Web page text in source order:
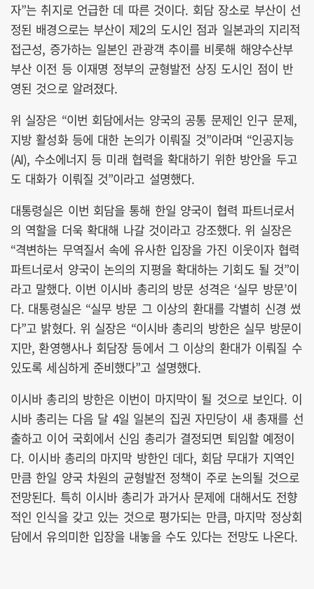
자”는 취지로 언급한 데 따른 것이다. 회담 장소로 부산이 선
정된 배경으로는 부산이 제2의 도시인 점과 일본과의 지리적
접근성, 증가하는 일본인 관광객 추이를 비롯해 해양수산부
부산 이전 등 이재명 정부의 균형발전 상징 도시인 점이 반
영된 것으로 알려졌다.
위 실장은 “이번 회담에서는 양국의 공통 문제인 인구 문제,
지방 활성화 등에 대한 논의가 이뤄질 것”이라며 “인공지능
(AI), 수소에너지 등 미래 협력을 확대하기 위한 방안을 두고
도 대화가 이뤄질 것”이라고 설명했다.
대통령실은 이번 회담을 통해 한일 양국이 협력 파트너로서
의 역할을 더욱 확대해 나갈 것이라고 강조했다. 위 실장은
“격변하는 무역질서 속에 유사한 입장을 가진 이웃이자 협력
파트너로서 양국이 논의의 지평을 확대하는 기회도 될 것”이
라고 말했다. 이번 이시바 총리의 방문 성격은 ‘실무 방문’이
다. 대통령실은 “실무 방문 그 이상의 환대를 각별히 신경 썼
다”고 밝혔다. 위 실장은 “이시바 총리의 방한은 실무 방문이
지만, 환영행사나 회담장 등에서 그 이상의 환대가 이뤄질 수
있도록 세심하게 준비했다”고 설명했다.
이시바 총리의 방한은 이번이 마지막이 될 것으로 보인다. 이
시바 총리는 다음 달 4일 일본의 집권 자민당이 새 총재를 선
출하고 이어 국회에서 신임 총리가 결정되면 퇴임할 예정이
다. 이시바 총리의 마지막 방한인 데다, 회담 무대가 지역인
만큼 한일 양국 차원의 균형발전 정책이 주로 논의될 것으로
전망된다. 특히 이시바 총리가 과거사 문제에 대해서도 전향
적인 인식을 갖고 있는 것으로 평가되는 만큼, 마지막 정상회
담에서 유의미한 입장을 내놓을 수도 있다는 전망도 나온다.